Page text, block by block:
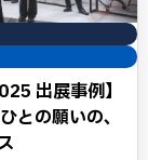
出展事例】
との願いの、